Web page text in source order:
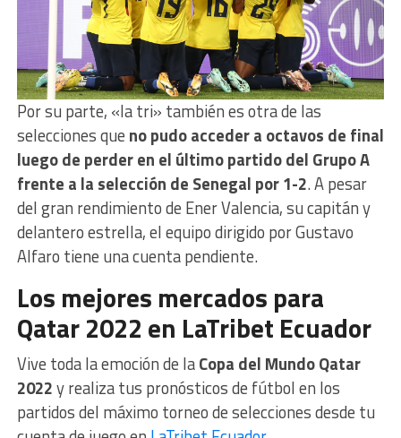
Por su parte, «la tri» también es otra de las
selecciones que no pudo acceder a octavos de final
luego de perder en el último partido del Grupo A
frente a la selección de Senegal por 1-2. A pesar
del gran rendimiento de Ener Valencia, su capitán y
delantero estrella, el equipo dirigido por Gustavo
Alfaro tiene una cuenta pendiente.
Los mejores mercados para
Qatar 2022 en LaTribet Ecuador
Vive toda la emoción de laCopa del Mundo Qatar
2022y realiza tus pronósticos de fútbol en los
partidos del máximo torneo de selecciones desde tu